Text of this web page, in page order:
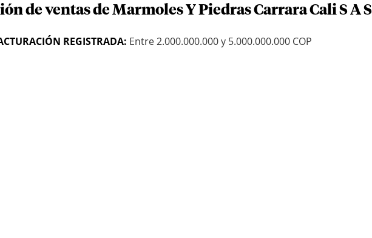
de ventas de Marmoles Y Piedras Carrara Cali S A S
REGISTRADA: Entre 2.000.000.000 y 5.000.000.000 COP